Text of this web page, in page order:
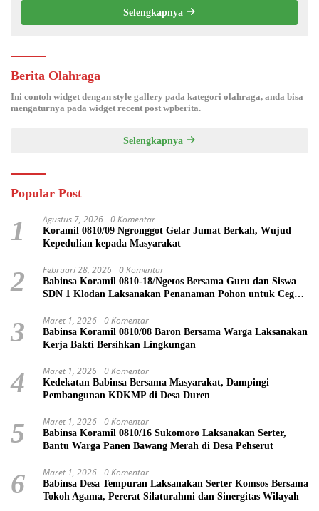
Selengkapnya
Berita Olahraga
Ini contoh widget dengan style gallery pada kategori olahraga, anda bisa
mengaturnya pada widget recent post wpberita.
Selengkapnya
Popular Post
1 Agustus 7, 2026 0 Komentar
Koramil 0810/09 Ngronggot Gelar Jumat Berkah, Wujud
Kepedulian kepada Masyarakat
2 Februari 28, 2026 0 Komentar
Babinsa Koramil 0810-18/Ngetos Bersama Guru dan Siswa
SDN 1 Klodan Laksanakan Penanaman Pohon untuk Cegah
3 Maret 1, 2026 0 Komentar
Babinsa Koramil 0810/08 Baron Bersama Warga Laksanakan
Kerja Bakti Bersihkan Lingkungan
4 Maret 1, 2026 0 Komentar
Kedekatan Babinsa Bersama Masyarakat, Dampingi
Pembangunan KDKMP di Desa Duren
5 Maret 1, 2026 0 Komentar
Babinsa Koramil 0810/16 Sukomoro Laksanakan Serter,
Bantu Warga Panen Bawang Merah di Desa Pehserut
6 Maret 1, 2026 0 Komentar
Babinsa Desa Tempuran Laksanakan Serter Komsos Bersama
Tokoh Agama, Pererat Silaturahmi dan Sinergitas Wilayah